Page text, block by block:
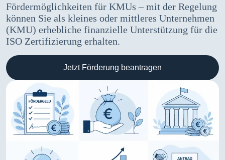
Fördermöglichkeiten für KMUs – mit der Regelung
können Sie als kleines oder mittleres Unternehmen
(KMU) erhebliche finanzielle Unterstützung für die
ISO Zertifizierung erhalten.
Jetzt Förderung beantragen